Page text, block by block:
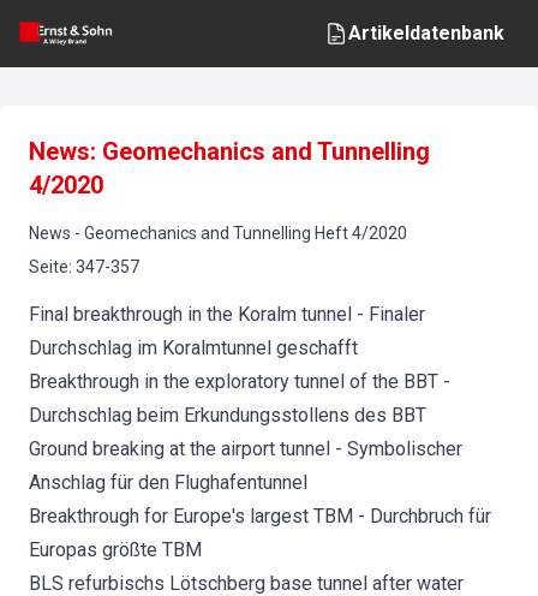
Artikeldatenbank
News: Geomechanics and Tunnelling
4/2020
News - Geomechanics and Tunnelling Heft4/2020
Seite: 347-357
Final breakthrough in the Koralm tunnel - Finaler
Durchschlag im Koralmtunnel geschafft
Breakthrough in the exploratory tunnel of the BBT -
Durchschlag beim Erkundungsstollens des BBT
Ground breaking at the airport tunnel - Symbolischer
Anschlag für den Flughafentunnel
Breakthrough for Europe's largest TBM - Durchbruch für
Europas größte TBM
BLS refurbischs Lötschberg base tunnel after water